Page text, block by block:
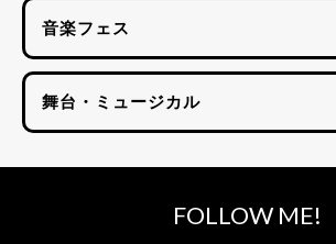
音楽フェス
舞台・ミュージカル
FOLLOW ME!